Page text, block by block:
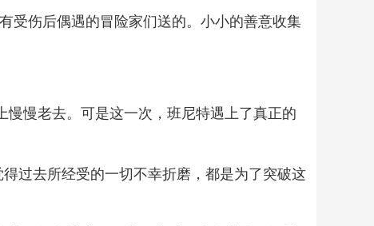
受伤后偶遇的冒险家们送的。小小的善意收集
慢慢老去。可是这一次，班尼特遇上了真正的
过去所经受的一切不幸折磨，都是为了突破这